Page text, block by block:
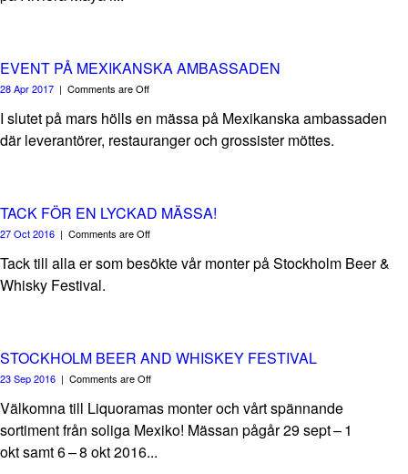
EVENT PÅ MEXIKANSKA AMBASSADEN
28 Apr 2017 | Comments are Off
I slutet på mars hölls en mässa på Mexikanska ambassaden
där leverantörer, restauranger och grossister möttes.
TACK FÖR EN LYCKAD MÄSSA!
27 Oct 2016 | Comments are Off
Tack till alla er som besökte vår monter på Stockholm Beer &
Whisky Festival.
STOCKHOLM BEER AND WHISKEY FESTIVAL
23 Sep 2016 | Comments are Off
Välkomna till Liquoramas monter och vårt spännande
sortiment från soliga Mexiko! Mässan pågår 29 sept – 1
okt samt 6 – 8 okt 2016...